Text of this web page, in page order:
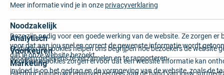
Meer informatie vind je in onze privacyverklaring
Noodzakelijk
Deze zijn nodig voor een goede werking van de website. Ze zorgen er
voor dat aan jou snel en correct de gewenste informatie wordt
dat je onze website bezoekt.
Analytisch
Statistische cookies helpen ons begrijpen hoe bezoekers de website
anoniem gegevens te verzamelen en te rapporteren.
Voorkeuren
Voorkeurscookies zorgen ervoor dat een website informatie kan
invloed is op het gedrag en de vormgeving van de website, zoals de
Marketing